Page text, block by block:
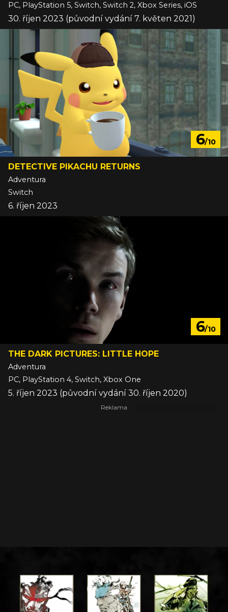
PC, PlayStation 5, Switch, Switch 2, Xbox Series, iOS
30. říjen 2023 (původní vydání 7. květen 2021)
6/10
DETECTIVE PIKACHU RETURNS
Adventura
Switch
6. říjen 2023
6/10
THE DARK PICTURES: LITTLE HOPE
Adventura
PC, PlayStation 4, Switch, Xbox One
5. říjen 2023 (původní vydání 30. říjen 2020)